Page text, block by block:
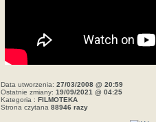
Data utworzenia: 27/03/2008 @ 20:59
Ostatnie zmiany: 19/09/2021 @ 04:25
Kategoria : FILMOTEKA
Strona czytana 88946 razy